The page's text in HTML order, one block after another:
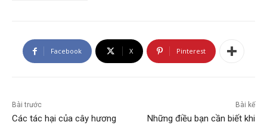
Facebook X Pinterest
Bài trước
Các tác hại của cây hương
Bài kế
Những điều bạn cần biết khi